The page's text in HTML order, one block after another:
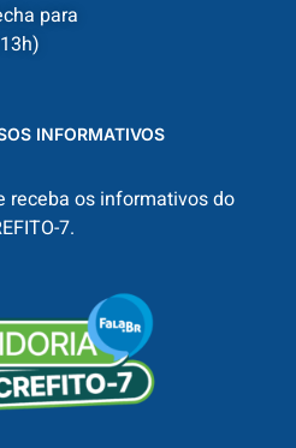
para
INFORMATIVOS
receba os informativos do
7.